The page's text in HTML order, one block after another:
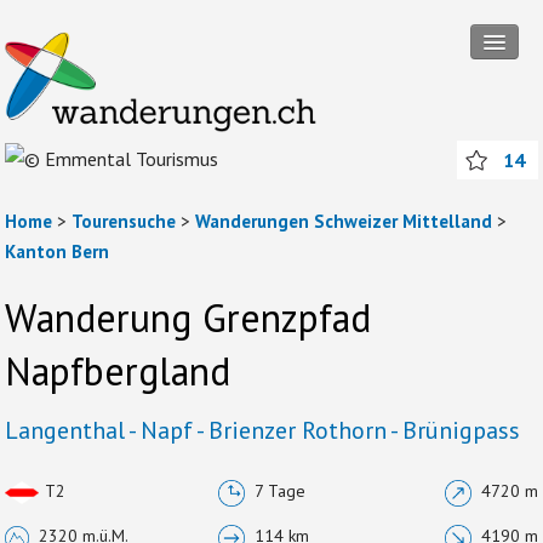
Tourensuche
Wanderregionen
Rund ums Wandern
Abos und Packages
14
Home > Tourensuche > Wanderungen Schweizer Mittelland >
Kanton Bern
Wanderung Grenzpfad
Napfbergland
Langenthal - Napf - Brienzer Rothorn - Brünigpass
T2 7 Tage 4720 m
2320 m.ü.M. 114 km 4190 m